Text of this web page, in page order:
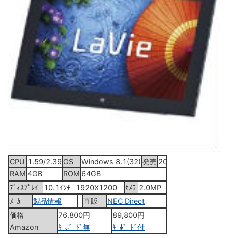
CPU 1.59/2.39 OS Windows 8.1(32) 発売 2014年6月26日
RAM 4GB ROM 64GB
ﾃﾞｨｽﾌﾟﾚｲ
10.1ｲﾝﾁ 1920X1200 ｶﾒﾗ 2.0MP
ﾒｰｶｰ
製品情報 直販
NEC Direct
価格
76,800円
89,800円
Amazon
ｷｰﾎﾞｰﾄﾞ無 ｷｰﾎﾞｰﾄﾞ付